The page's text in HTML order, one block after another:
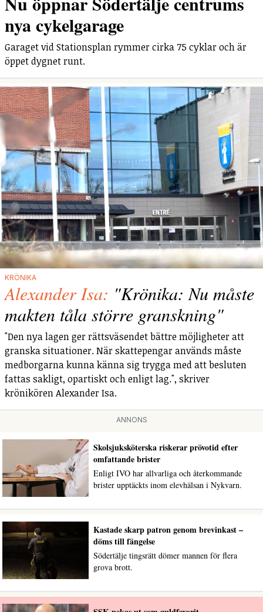
nya cykelgarage
Garaget vid Stationsplan rymmer cirka 75 cyklar och är
öppet dygnet runt.
KRÖNIKA
Alexander Isa: "Krönika: Nu måste
makten tåla större granskning"
"Den nya lagen ger rättsväsendet bättre möjligheter att
granska situationer. När skattepengar används måste
medborgarna kunna känna sig trygga med att besluten
fattas sakligt, opartiskt och enligt lag.", skriver
krönikören Alexander Isa.
ANNONS
Skolsjuksköterska riskerar prövotid efter
omfattande brister
Enligt IVO har allvarliga och återkommande
brister upptäckts inom elevhälsan i Nykvarn.
Kastade skarp patron genom brevinkast –
döms till fängelse
Södertälje tingsrätt dömer mannen för flera
grova brott.